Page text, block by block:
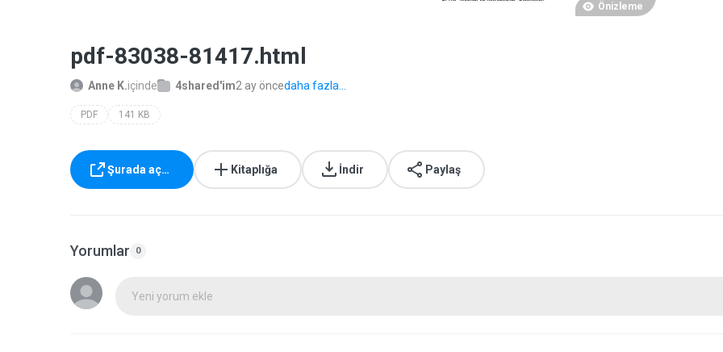
Önizleme
pdf-83038-81417.html
Anne K.içinde 4shared'im2 ay öncedaha fazla...
PDF 141 KB
Şurada aç… Kitaplığa İndir Paylaş
Yorumlar 0
Yeni yorum ekle